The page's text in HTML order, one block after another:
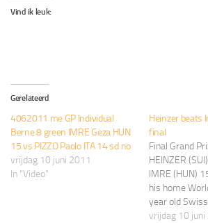
Vind ik leuk:
Gerelateerd
4062011 me GP Individual
Berne 8 green IMRE Geza HUN
15 vs PIZZO Paolo ITA 14 sd no
vrijdag 10 juni 2011
In "Video"
Heinzer beats
final
Final Grand
HEINZER
IMRE (HUN)
his home
year old
Number 10 in
vrijdag 10 juni